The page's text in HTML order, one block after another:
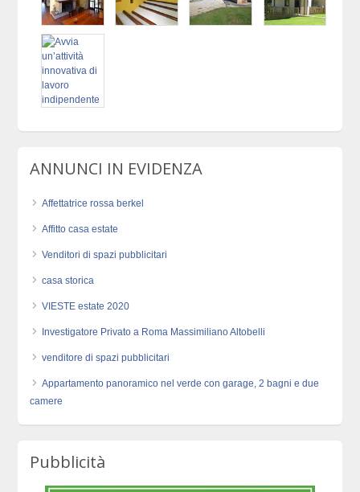
ANNUNCI IN EVIDENZA
Affettatrice rossa berkel
Affitto casa estate
Venditori di spazi pubblicitari
casa storica
VIESTE estate 2020
Investigatore Privato a Roma Massimiliano Altobelli
venditore di spazi pubblicitari
Appartamento panoramico nel verde con garage, 2 bagni e due
camere
Pubblicità